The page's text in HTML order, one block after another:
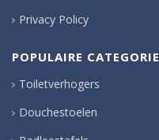
Privacy Policy
POPULAIRE
Toiletverhogers
Douchestoelen